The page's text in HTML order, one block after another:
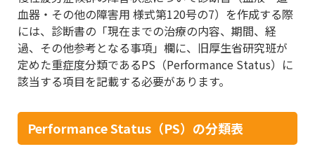
血器・その他の障害用 様式第120号の7）を作成する際
には、診断書の「現在までの治療の内容、期間、経
過、その他参考となる事項」欄に、旧厚生省研究班が
定めた重症度分類であるPS（Performance Status）に
該当する項目を記載する必要があります。
Performance Status（PS）の分類表